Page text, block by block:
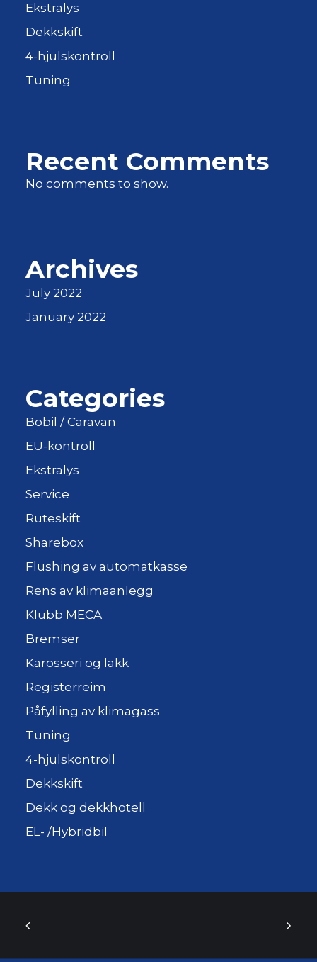
Ekstralys
Dekkskift
4-hjulskontroll
Tuning
Recent Comments
No comments to show.
Archives
July 2022
January 2022
Categories
Bobil / Caravan
EU-kontroll
Ekstralys
Service
Ruteskift
Sharebox
Flushing av automatkasse
Rens av klimaanlegg
Klubb MECA
Bremser
Karosseri og lakk
Registerreim
Påfylling av klimagass
Tuning
4-hjulskontroll
Dekkskift
Dekk og dekkhotell
EL- /Hybridbil